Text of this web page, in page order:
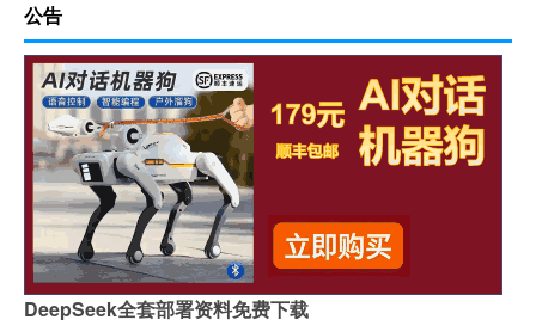
公告
DeepSeek全套部署资料免费下载